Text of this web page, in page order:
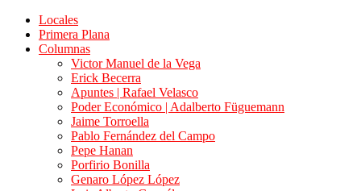
Locales
Primera Plana
Columnas
Victor Manuel de la Vega
Erick Becerra
Apuntes | Rafael Velasco
Poder Económico | Adalberto Füguemann
Jaime Torroella
Pablo Fernández del Campo
Pepe Hanan
Porfirio Bonilla
Genaro López López